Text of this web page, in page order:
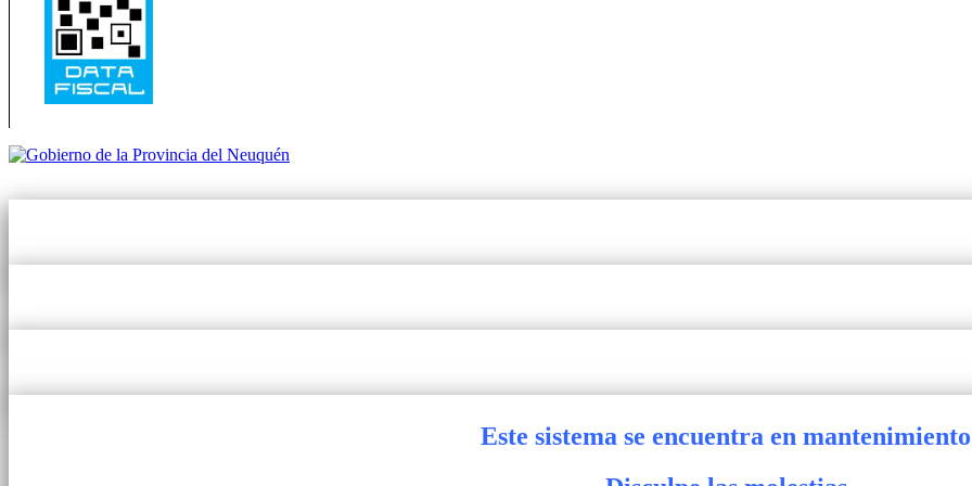
Este sistema se encuentra en